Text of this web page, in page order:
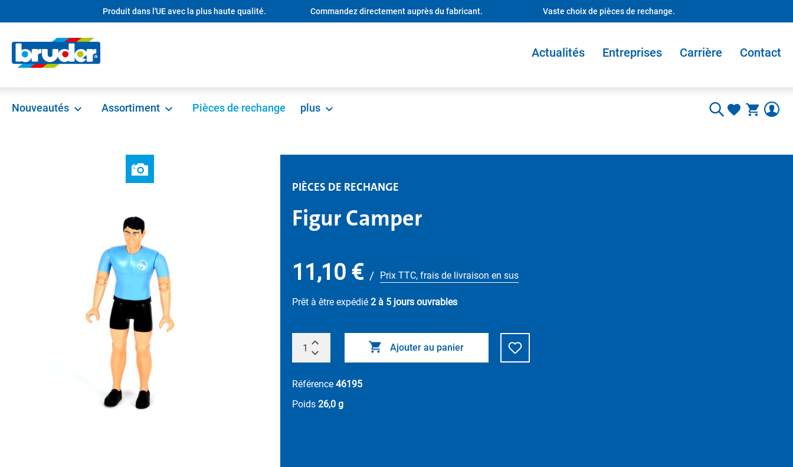
Passer à la navigation principale
Produit dans l'UE avec la plus haute qualité. Commandez directement auprès du fabricant. Vaste choix de pièces de rechange.
Actualités Entreprises Carrière Contact
Nouveautés Assortiment Pièces de rechange plus
PIÈCES DE RECHANGE
Figur Camper
11,10 € / Prix TTC, frais de livraison en sus
Prêt à être expédié 2 à 5 jours ouvrables
Ajouter au panier
Référence 46195
Poids 26,0 g